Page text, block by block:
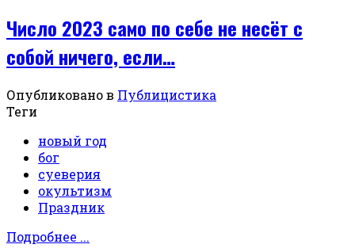
Число 2023 само по себе не несёт с
собой ничего, если…
Опубликовано в Публицистика
Теги
новый год
бог
суеверия
окультизм
Праздник
Подробнее ...